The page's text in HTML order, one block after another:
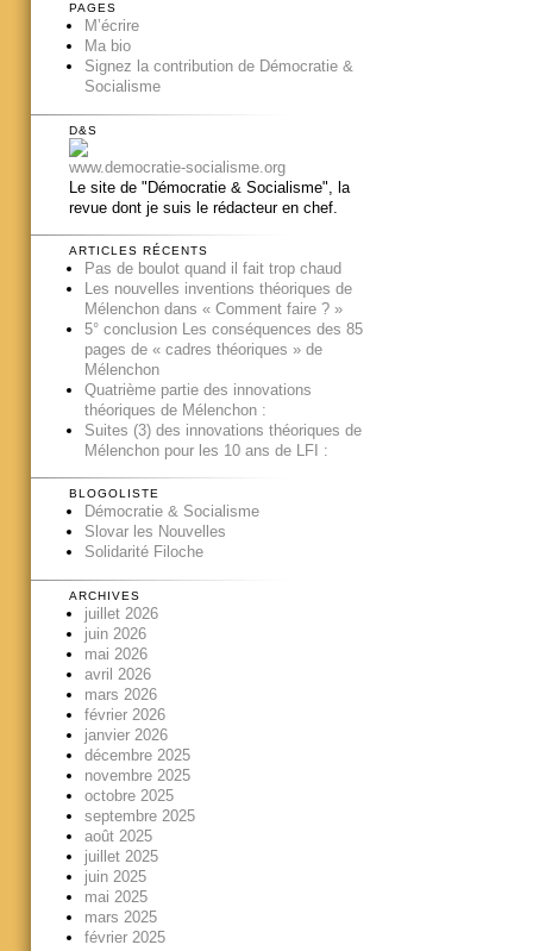
PAGES
M’écrire
Ma bio
Signez la contribution de Démocratie &
Socialisme
D&S
www.democratie-socialisme.org
Le site de "Démocratie & Socialisme", la
revue dont je suis le rédacteur en chef.
ARTICLES RÉCENTS
Pas de boulot quand il fait trop chaud
Les nouvelles inventions théoriques de
Mélenchon dans « Comment faire ? »
5° conclusion Les conséquences des 85
pages de « cadres théoriques » de
Mélenchon
Quatrième partie des innovations
théoriques de Mélenchon :
Suites (3) des innovations théoriques de
Mélenchon pour les 10 ans de LFI :
BLOGOLISTE
Démocratie & Socialisme
Slovar les Nouvelles
Solidarité Filoche
ARCHIVES
juillet 2026
juin 2026
mai 2026
avril 2026
mars 2026
février 2026
janvier 2026
décembre 2025
novembre 2025
octobre 2025
septembre 2025
août 2025
juillet 2025
juin 2025
mai 2025
mars 2025
février 2025